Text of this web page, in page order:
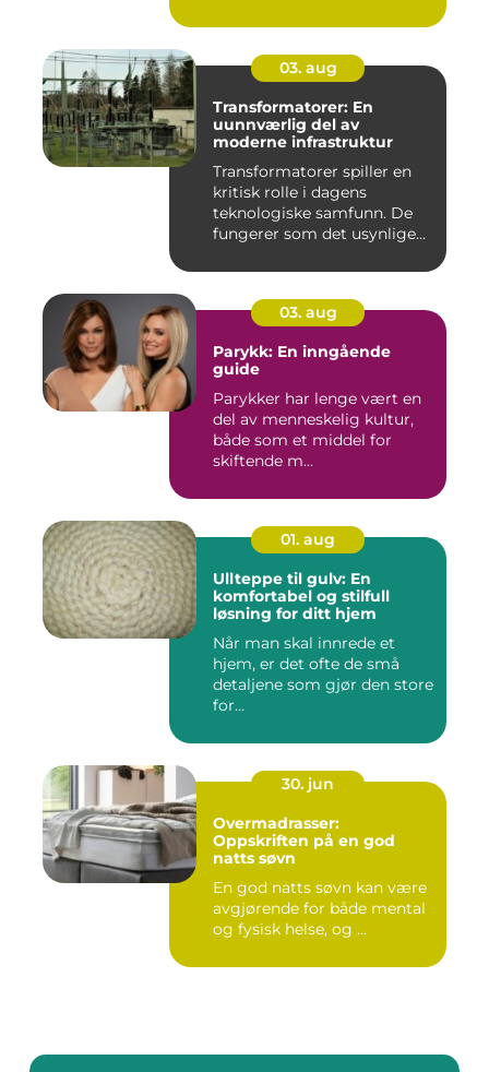
03. aug
Transformatorer: En
uunnværlig del av
moderne infrastruktur
Transformatorer spiller en
kritisk rolle i dagens
teknologiske samfunn. De
fungerer som det usynlige...
03. aug
Parykk: En inngående
guide
Parykker har lenge vært en
del av menneskelig kultur,
både som et middel for
skiftende m...
01. aug
Ullteppe til gulv: En
komfortabel og stilfull
løsning for ditt hjem
Når man skal innrede et
hjem, er det ofte de små
detaljene som gjør den store
for...
30. jun
Overmadrasser:
Oppskriften på en god
natts søvn
En god natts søvn kan være
avgjørende for både mental
og fysisk helse, og ...